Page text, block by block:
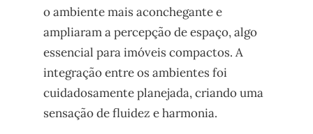
o ambiente mais aconchegante e
ampliaram a percepção de espaço, algo
essencial para imóveis compactos. A
integração entre os ambientes foi
cuidadosamente planejada, criando uma
sensação de fluidez e harmonia.